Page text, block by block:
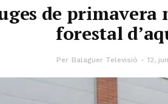
de
forestal
Per Balaguer Televisió 12,